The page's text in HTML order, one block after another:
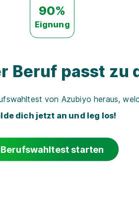
90%
Eignung
Beruf passt zu
von Azubiyo heraus,
dich jetzt an und leg los!
Berufswahltest starten